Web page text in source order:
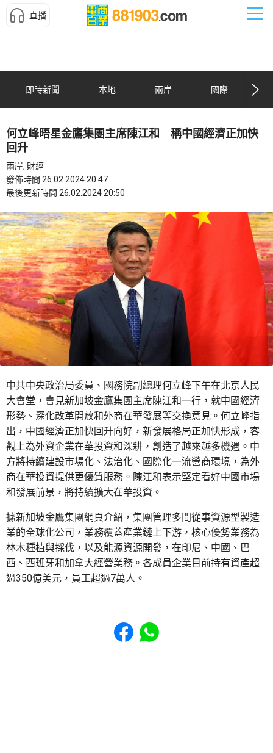
直播
即時新聞 本地 兩岸 國際
何立峰晤星金鷹集團主席陳江和 稱中國經濟正加快
回升
兩岸, 財經
發佈時間 26.02.2024 20:47
最後更新時間 26.02.2024 20:50
中共中央政治局委員、國務院副總理何立峰下午在北京人民
大會堂，會見新加坡金鷹集團主席陳江和一行，就中國經濟
形勢、深化改革開放和外商在華發展等交換意見。何立峰指
出，中國經濟正加快回升向好，新發展格局正加快形成，客
觀上為外資企業在華投資和深耕，創造了越來越多機遇。中
方將持續建設市場化、法治化、國際化一流營商環境，為外
商在華投資提供更優質服務。陳江和表示堅定看好中國市場
和發展前景，將持續擴大在華投資。
據新加坡金鷹集團網頁介紹，集團管理多間從事資源型製造
業的全球化公司，業務覆蓋產業鏈上下游，核心優勢業務為
林木種植與採伐，以及能源資源開發，在印尼、中國、巴
西、西班牙和加拿大經營業務。各成員企業目前持有資產超
過350億美元，員工超過7萬人。
Share to Facebook
Share to WhatsApp